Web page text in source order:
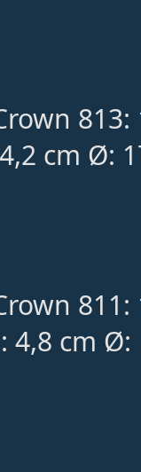
813:
cm Ø:
811:
4,8 cm